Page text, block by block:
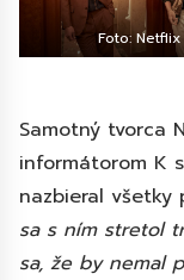
Foto: Netflix
Samotný tvorca
informátorom K
nazbieral všetky
sa s ním stretol
sa, že by nemal